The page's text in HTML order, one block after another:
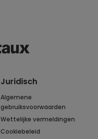
Juridisch
Algemene
gebruiksvoorwaarden
Wettelijke vermeldingen
Cookiebeleid